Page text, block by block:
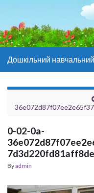
Дошкільний
0-02-0a-
Byadmin